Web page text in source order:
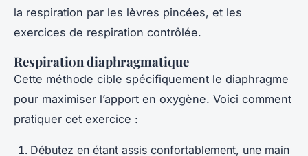
la respiration par les lèvres pincées, et les
exercices de respiration contrôlée.
Respiration diaphragmatique
Cette méthode cible spécifiquement le diaphragme
pour maximiser l’apport en oxygène. Voici comment
pratiquer cet exercice :
Débutez en étant assis confortablement, une main